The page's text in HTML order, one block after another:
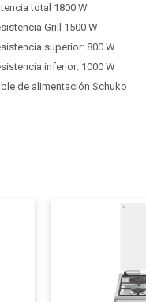
total 1800 W
Grill 1500 W
superior: 800 W
inferior: 1000 W
de alimentación Schuko